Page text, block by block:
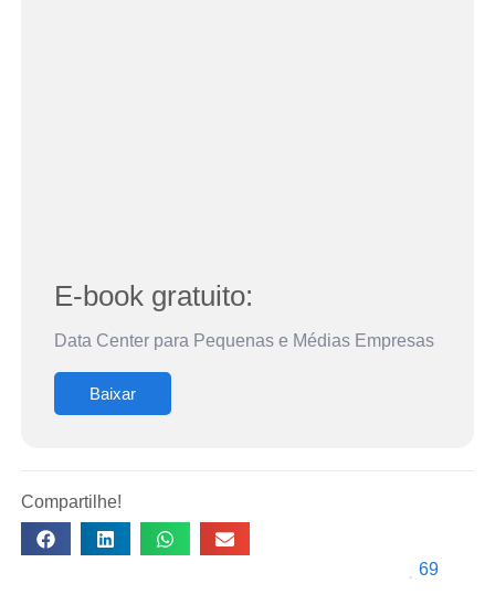
E-book gratuito:
Data Center para Pequenas e Médias Empresas
Baixar
Compartilhe!
69